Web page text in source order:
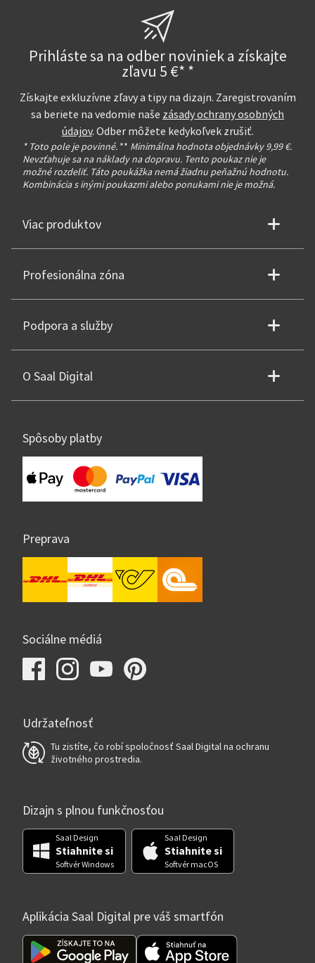
Prihláste sa na odber noviniek a získajte
zľavu 5 €* *
Získajte exkluzívne zľavy a tipy na dizajn. Zaregistrovaním
sa beriete na vedomie naše zásady ochrany osobných
údajov. Odber môžete kedykoľvek zrušiť.
* Toto pole je povinné. ** Minimálna hodnota objednávky 9,99 €.
Nevzťahuje sa na náklady na dopravu. Tento poukaz nie je
možné rozdeliť. Táto poukážka nemá žiadnu peňažnú hodnotu.
Kombinácia s inými poukazmi alebo ponukami nie je možná.
Viac produktov
Profesionálna zóna
Podpora a služby
O Saal Digital
Spôsoby platby
Preprava
Sociálne médiá
Udržateľnosť
Tu zistíte, čo robí spoločnosť Saal Digital na ochranu
životného prostredia.
Dizajn s plnou funkčnosťou
Saal Design
Stiahnite si
Softvér Windows
Saal Design
Stiahnite si
Softvér macOS
Aplikácia Saal Digital pre váš smartfón